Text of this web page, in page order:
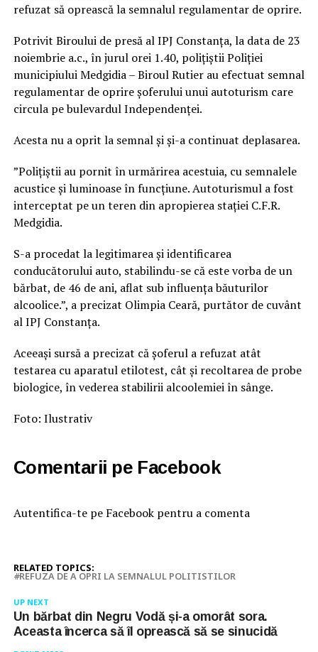
refuzat să oprească la semnalul regulamentar de oprire.
Potrivit Biroului de presă al IPJ Constanța, la data de 23
noiembrie a.c., în jurul orei 1.40, polițiștii Poliției
municipiului Medgidia – Biroul Rutier au efectuat semnal
regulamentar de oprire șoferului unui autoturism care
circula pe bulevardul Independenței.
Acesta nu a oprit la semnal și și-a continuat deplasarea.
”Polițiștii au pornit în urmărirea acestuia, cu semnalele
acustice și luminoase în funcțiune. Autoturismul a fost
interceptat pe un teren din apropierea stației C.F.R.
Medgidia.
S-a procedat la legitimarea și identificarea
conducătorului auto, stabilindu-se că este vorba de un
bărbat, de 46 de ani, aflat sub influența băuturilor
alcoolice.”, a precizat Olimpia Ceară, purtător de cuvânt
al IPJ Constanța.
Aceeași sursă a precizat că șoferul a refuzat atât
testarea cu aparatul etilotest, cât și recoltarea de probe
biologice, în vederea stabilirii alcoolemiei în sânge.
Foto: Ilustrativ
Comentarii pe Facebook
Autentifica-te pe Facebook pentru a comenta
RELATED TOPICS:
REFUZA DE A OPRI LA SEMNALUL POLITISTILOR
UP NEXT
Un bărbat din Negru Vodă și-a omorât sora.
Aceasta încerca să îl oprească să se sinucidă